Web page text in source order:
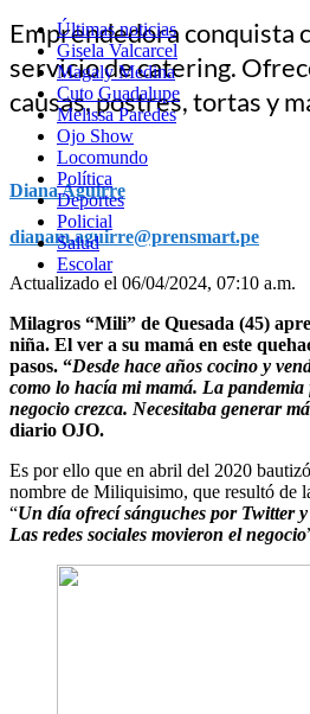
Últimas noticias
Gisela Valcarcel
Magaly Medina
Cuto Guadalupe
Melissa Paredes
Ojo Show
Locomundo
Política
Deportes
Policial
Salud
Escolar
Emprendedora conquista
servicio de catering.
causas, postres, tortas y
Diana Aguirre
dianam.aguirre@prensmart.pe
Actualizado el 06/04/2024, 07:10 a.m.
Milagros “Mili” de Quesada (45)
niña. El ver a su mamá en este
pasos. “Desde hace años cocino y
como lo hacía mi mamá. La
negocio crezca. Necesitaba generar
diario OJO.
Es por ello que en abril del 2020
nombre de Miliquisimo, que resultó de
“Un día ofrecí sánguches por Twitter
Las redes sociales movieron el negocio